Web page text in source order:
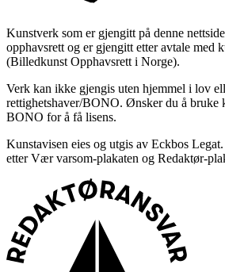
Kunstverk som er gjengitt på denne
opphavsrett og er gjengitt etter avtale med
(Billedkunst Opphavsrett i Norge).
Verk kan ikke gjengis uten hjemmel i lov
rettighetshaver/BONO. Ønsker du å bruke
BONO for å få lisens.
Kunstavisen eies og utgis av Eckbos
etter Vær varsom-plakaten og Redaktør-